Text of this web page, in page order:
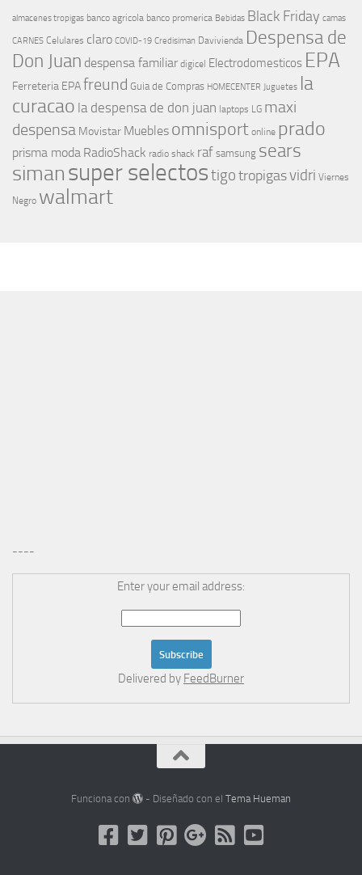
almacenes tropigas banco agricola banco promerica Bebidas Black Friday camas
CARNES Celulares claro COVID-19 Credisiman Davivienda Despensa de
Don Juan despensa familiar digicel Electrodomesticos EPA
Ferreteria EPAfreund Guia de Compras HOMECENTER Juguetes la
curacao la despensa de don juan laptops LG maxi
despensa Movistar Muebles omnisport online prado
prisma moda RadioShack radio shack raf samsung sears
simansuper selectostigotropigasvidri Viernes
Negro walmart
----
Enter your email address:
Delivered by FeedBurner
Funciona con - Diseñado con elTema Hueman